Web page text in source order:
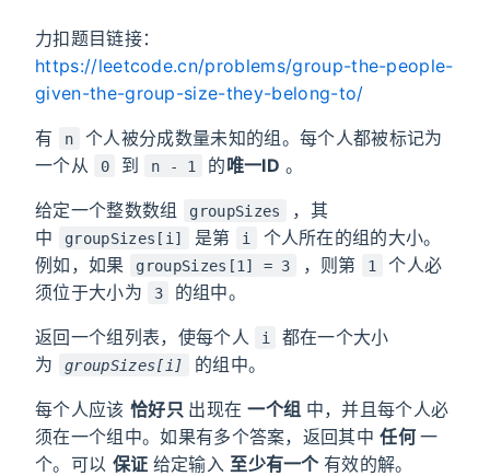
力扣题目链接：
https://leetcode.cn/problems/group-the-people-
given-the-group-size-they-belong-to/
有 n
个人被分成数量未知的组。每个人都被标记为
一个从
0 到 n - 1 的唯一ID 。
给定一个整数数组 groupSizes
，其
中
groupSizes[i] 是第 i
个人所在的组的大小。
例如，如果
groupSizes[1] = 3 ，则第 1
个人必
须位于大小为
3 的组中。
返回一个组列表，使每个人 i
都在一个大小
为
groupSizes[i] 的组中。
每个人应该 恰好只 出现在一个组 中，并且每个人必
须在一个组中。如果有多个答案，返回其中任何一
个。可以 保证 给定输入 至少有一个有效的解。